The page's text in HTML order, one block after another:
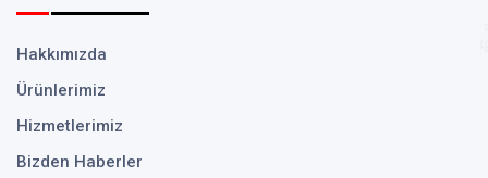
Hakkımızda
Ürünlerimiz
Hizmetlerimiz
Bizden Haberler